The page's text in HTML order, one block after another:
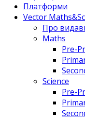
Платформи
Vector
Про
Maths
Pre-
Science
Pre-